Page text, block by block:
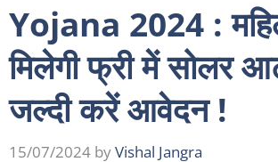
Yojana 2024 :
मिलेगी फ्री में सोलर
जल्दी करें आवेदन !
15/07/2024 byVishal Jangra